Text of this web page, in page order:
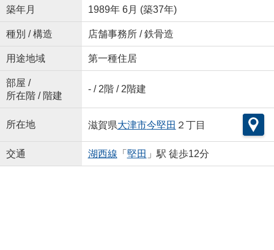
築年月 1989年 6月 (築37年)
種別 / 構造 店舗事務所 / 鉄骨造
用途地域 第一種住居
部屋 /
所在階 / 階建
- / 2階 / 2階建
所在地 滋賀県大津市今堅田 ２丁目
交通 湖西線 「 堅田 」駅 徒歩12分